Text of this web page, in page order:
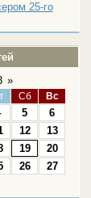
25-го
»
Сб Вс
5
6
12
13
19
20
26
27